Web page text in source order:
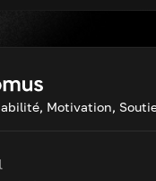
Motivation,